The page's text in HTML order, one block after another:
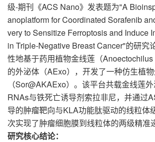
级-期刊《ACS Nano》发表题为"A
anoplatform for Coordinated Sorafenib
very to Sensitize Ferroptosis and Induce
in Triple-Negative Breast Cancer"的研究
性地基于药用植物金线莲（
的外泌体（AExo），开发了一种仿生植
（Sor@AKAExo）。该平台共载金线莲
RNAs与铁死亡诱导剂索拉非尼，并通过
导的肿瘤靶向与KLA功能肽驱动的线粒体
次实现了肿瘤细胞膜到线粒体的两级精准
研究核心结论：